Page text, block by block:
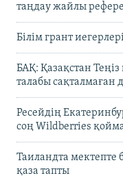
таңдау жайлы
Білім грант
БАҚ: Қазақстан
талабы сақталмаған
Ресейдің
соң Wildberries
Таиландта мектепте
қаза тапты